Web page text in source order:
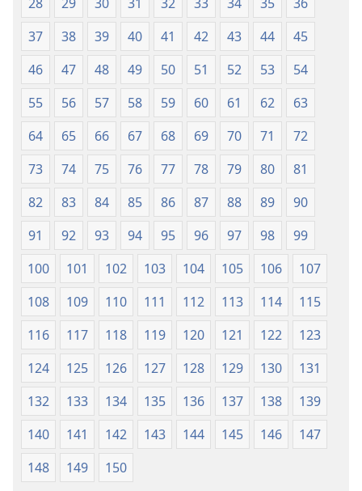
37
38 39 40 41 42 43 44
45
46
47 48 49 50 51 52 53
54
55
56 57 58 59 60 61 62
63
64
65 66 67 68 69 70 71
72
73
74 75 76 77 78 79 80
81
82
83 84 85 86 87 88 89
90
91
92 93 94 95 96 97 98
99
100
101 102 103 104 105 106
107
108
109 110 111 112 113 114
115
116
117 118 119 120 121 122
123
124
125 126 127 128 129 130
131
132
133 134 135 136 137 138
139
140
141 142 143 144 145 146
147
148
149 150